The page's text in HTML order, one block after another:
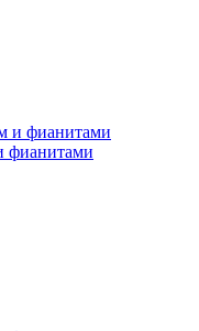
фианитами